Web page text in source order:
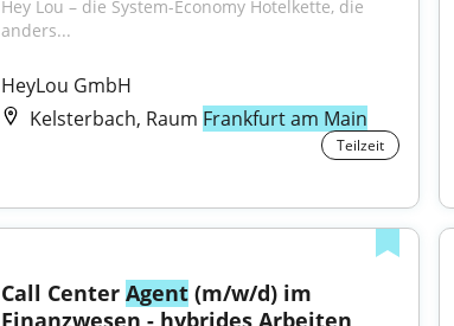
Hey Lou – die System-Economy Hotelkette, die
anders...
HeyLou GmbH
Kelsterbach, Raum Frankfurt am Main
Teilzeit
Call Center Agent (m/w/d) im
Finanzwesen - hybrides Arbeiten